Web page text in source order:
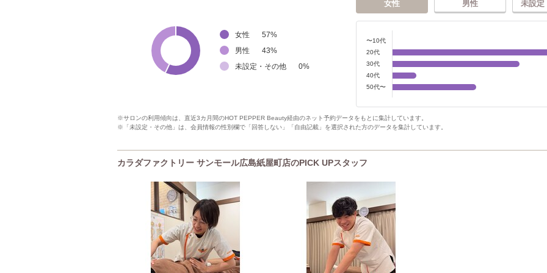
女性 57%
男性
43%
未設定・その他
0%
女性 男性 未設定
〜10代
20代
30代
40代
50代〜
※サロンの利用傾向は、直近3カ月間のHOT PEPPER Beauty経由のネット予約データをもとに集計しています。
※「未設定・その他」は、会員情報の性別欄で「回答しない」「自由記載」を選択された方のデータを集計しています。
カラダファクトリー サンモール広島紙屋町店のPICK UPスタッフ